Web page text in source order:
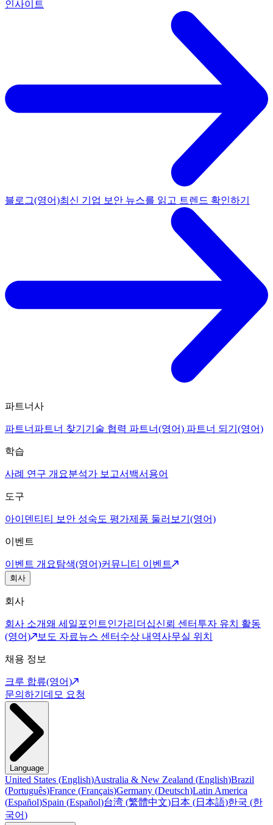
인사이트
블로그(영어)최신 기업 보안 뉴스를 읽고 트렌드 확인하기
파트너사
파트너 파트너 찾기 기술 협력 파트너(영어) 파트너 되기(영어)
학습
사례 연구 개요분석가 보고서 백서 용어
도구
아이덴티티 보안 성숙도 평가제품 둘러보기(영어)
이벤트
이벤트 개요탐색(영어)커뮤니티 이벤트
회사
회사
회사 소개왜 세일포인트인가리더십신뢰 센터 투자 유치 활동
(영어)
보도 자료뉴스 센터 수상 내역사무실 위치
채용 정보
크루 합류(영어)
문의하기 데모 요청
Language
United States (English)Australia & New Zealand (English)Brazil
(Português)France (Français)Germany (Deutsch)Latin America
(Español)Spain (Español)台湾 (繁體中文)日本 (日本語)한국 (한
국어)